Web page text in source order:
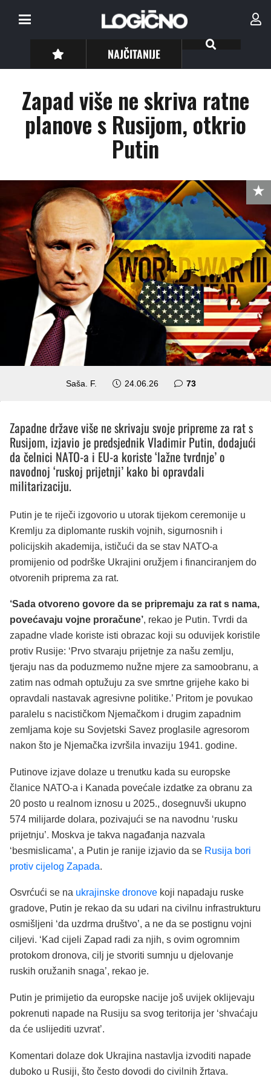
NAJČITANIJE
Zapad više ne skriva ratne
planove s Rusijom, otkrio
Putin
Saša. F. 24.06.26 73komentara
Zapadne države više ne skrivaju svoje pripreme za rat s
Rusijom, izjavio je predsjednik Vladimir Putin, dodajući
da čelnici NATO-a i EU-a koriste ‘lažne tvrdnje’ o
navodnoj ‘ruskoj prijetnji’ kako bi opravdali
militarizaciju.
Putin je te riječi izgovorio u utorak tijekom ceremonije u
Kremlju za diplomante ruskih vojnih, sigurnosnih i
policijskih akademija, ističući da se stav NATO-a
promijenio od podrške Ukrajini oružjem i financiranjem do
otvorenih priprema za rat.
‘Sada otvoreno govore da se pripremaju za rat s nama,
povećavaju vojne proračune’, rekao je Putin. Tvrdi da
zapadne vlade koriste isti obrazac koji su oduvijek koristile
protiv Rusije: ‘Prvo stvaraju prijetnje za našu zemlju,
tjeraju nas da poduzmemo nužne mjere za samoobranu, a
zatim nas odmah optužuju za sve smrtne grijehe kako bi
opravdali nastavak agresivne politike.’ Pritom je povukao
paralelu s nacističkom Njemačkom i drugim zapadnim
zemljama koje su Sovjetski Savez proglasile agresorom
nakon što je Njemačka izvršila invaziju 1941. godine.
Putinove izjave dolaze u trenutku kada su europske
članice NATO-a i Kanada povećale izdatke za obranu za
20 posto u realnom iznosu u 2025., dosegnuvši ukupno
574 milijarde dolara, pozivajući se na navodnu ‘rusku
prijetnju’. Moskva je takva nagađanja nazvala
‘besmislicama’, a Putin je ranije izjavio da se Rusija bori
protiv cijelog Zapada.
Osvrćući se na ukrajinske dronove koji napadaju ruske
gradove, Putin je rekao da su udari na civilnu infrastrukturu
osmišljeni ‘da uzdrma društvo’, a ne da se postignu vojni
ciljevi. ‘Kad cijeli Zapad radi za njih, s ovim ogromnim
protokom dronova, cilj je stvoriti sumnju u djelovanje
ruskih oružanih snaga’, rekao je.
Putin je primijetio da europske nacije još uvijek oklijevaju
pokrenuti napade na Rusiju sa svog teritorija jer ‘shvaćaju
da će uslijediti uzvrat’.
Komentari dolaze dok Ukrajina nastavlja izvoditi napade
duboko u Rusiji, što često dovodi do civilnih žrtava.